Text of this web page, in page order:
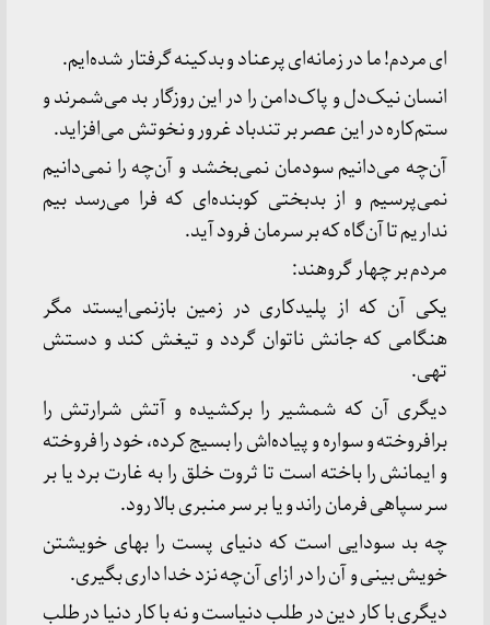
ای مردم! ما در زمانه‌ای پرعناد و بدکینه گرفتار شده‌ایم.
انسان نیک‌دل و پاک‌دامن را در این روزگار بد می‌شمرند و
ستم‌کاره در این عصر بر تندباد غرور و نخوتش می‌افزاید.
آن‌چه می‌دانیم سودمان نمی‌بخشد و آن‌چه را نمی‌دانیم
نمی‌پرسیم و از بدبختی کوبنده‌ای که فرا می‌رسد بیم
نداریم تا آن‌گاه که بر سرمان فرود آید.
مردم بر چهار گروهند:
یکی آن که از پلیدکاری در زمین بازنمی‌ایستد مگر
هنگامی که جانش ناتوان گردد و تیغش کند و دستش
تهی.
دیگری آن که شمشیر را برکشیده و آتش شرارتش را
برافروخته و سواره و پیاده‌اش را بسیج کرده، خود را فروخته
و ایمانش را باخته است تا ثروت خلق را به غارت برد یا بر
سر سپاهی فرمان راند و یا بر سر منبری بالا رود.
چه بد سودایی است که دنیای پست را بهای خویشتن
خویش بینی و آن را در ازای آن‌چه نزد خدا داری بگیری.
دیگری با کار دین در طلب دنیاست و نه با کار دنیا در طلب